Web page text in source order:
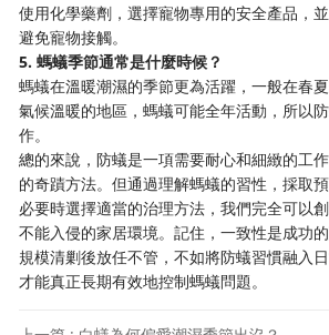
使用化學藥劑，選擇寵物專用的安全產品，
避免寵物接觸。
5. 螞蟻季節通常是什麼時候？
螞蟻在溫暖潮濕的季節更為活躍，一般在春
氣候溫暖的地區，螞蟻可能全年活動，所以
作。
總的來說，防蟻是一項需要耐心和細緻的工
的奇蹟方法。但通過理解螞蟻的習性，採取
必要時選擇適當的治理方法，我們完全可以
不能入侵的家居環境。記住，一致性是成
規模清剿後放任不管，不如將防蟻習慣融入
才能真正長期有效地控制螞蟻問題。